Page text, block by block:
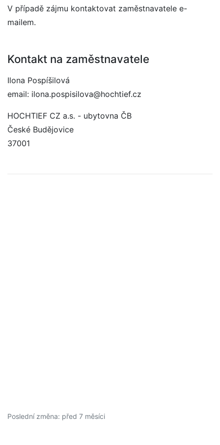
V případě zájmu kontaktovat zaměstnavatele e-
mailem.
Kontakt na zaměstnavatele
Ilona Pospíšilová
email: ilona.pospisilova@hochtief.cz
HOCHTIEF CZ a.s. - ubytovna ČB
České Budějovice
37001
Poslední změna: před 7 měsíci